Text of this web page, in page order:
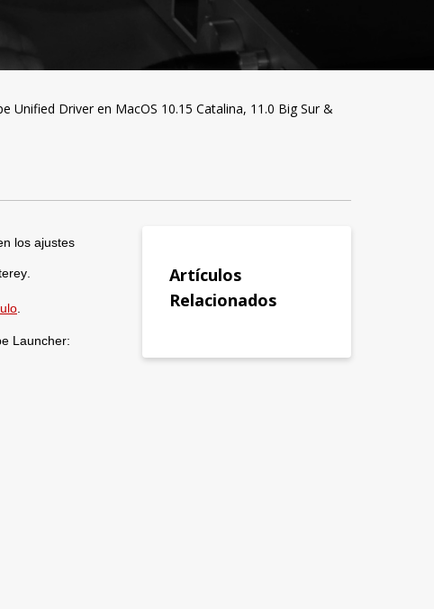
Unified Driver en MacOS 10.15 Catalina, 11.0 Big Sur &
los ajustes
Launcher:
Artículos
Relacionados